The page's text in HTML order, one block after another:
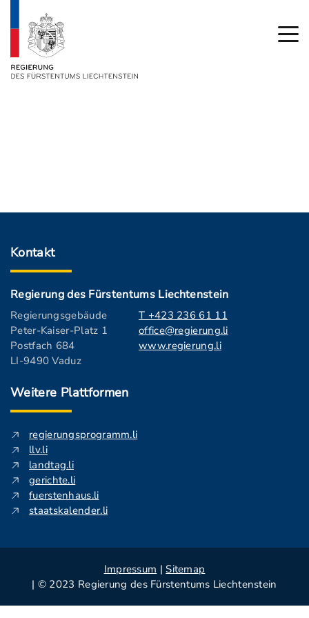
Kontakt
Regierung des Fürstentums Liechtenstein
Regierungsgebäude
Peter-Kaiser-Platz 1
Postfach 684
LI-9490 Vaduz
T +423 236 61 11
office@regierung.li
www.regierung.li
Weitere Plattformen
regierungsprogramm.li
llv.li
landtag.li
gerichte.li
fuerstenhaus.li
staatskalender.li
Impressum | Sitemap
| © 2023 Regierung des Fürstentums Liechtenstein